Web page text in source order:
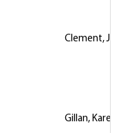
Clement,
Gillan, Karen